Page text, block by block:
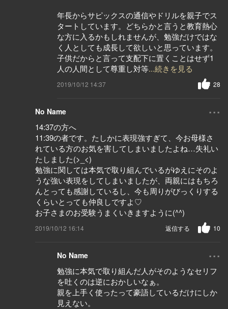
年長からサピックスの通信やドリルを親子でス
タートしています。どちらかと言うと教育熱心
な方に入るかもしれませんが、勉強だけではな
く人としても成長して欲しいと思っています。
子供だからと言って支配下に置くことはせず1
人の人間として尊重し対等...続きを見る
2019/10/12 14:37 28
No Name ...
14:37の方へ
11:39の者です。たしかに表現強すぎて、今お母様さ
れている方のお気を害してしまいましたよね…失礼い
たしました(>_<)
勉強に関しては本気で取り組んでいるがゆえにそのよ
うな強い表現をしてしまいましたが、両親にはもちろ
んとっても感謝しているし、今も周りがびっくりする
くらいとっても仲良しですよ♡
お子さまのお受験うまくいきますように(^^)
2019/10/12 16:14 10
返信する
No Name ...
勉強に本気で取り組んだ人がそのようなセリフ
を吐くのは逆におかしいなぁ。
親を上手く使ったって豪語しているだけにしか
見えない。